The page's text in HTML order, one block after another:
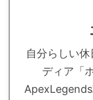
自分らしい
ディア「